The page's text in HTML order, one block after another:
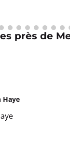
près de
Haye